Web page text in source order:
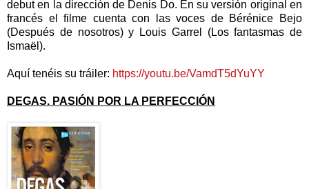
debut en la dirección de Denis Do. En su versión original en
francés el filme cuenta con las voces de Bérénice Bejo
(Después de nosotros) y Louis Garrel (Los fantasmas de
Ismaël).
Aquí tenéis su tráiler: https://youtu.be/VamdT5dYuYY
DEGAS. PASIÓN POR LA PERFECCIÓN